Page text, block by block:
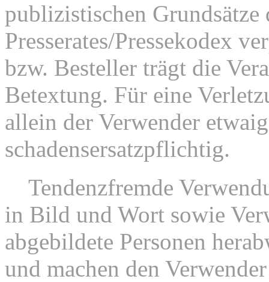
publizistischen Grundsätze
Presserates/Pressekodex
bzw. Besteller trägt die
Betextung. Für eine
allein der Verwender
schadensersatzpflichtig.
Tendenzfremde
in Bild und Wort sowie
abgebildete Personen
und machen den